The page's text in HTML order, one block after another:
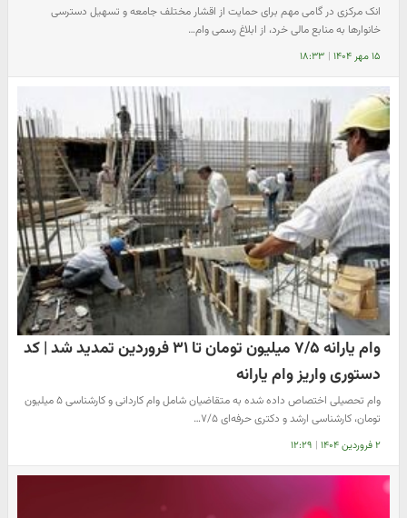
انک مرکزی در گامی مهم برای حمایت از اقشار مختلف جامعه و تسهیل دسترسی
خانوارها به منابع مالی خرد، از ابلاغ رسمی وام…
۱۵ مهر ۱۴۰۴ | ۱۸:۳۳
وام یارانه ۷/۵ میلیون تومان تا ۳۱ فروردین تمدید شد | کد
دستوری واریز وام یارانه
وام تحصیلی اختصاص داده شده به متقاضیان شامل وام کاردانی و کارشناسی ۵ میلیون
تومان، کارشناسی ارشد و دکتری حرفه‌ای ۷/۵…
۲ فروردین ۱۴۰۴ | ۱۲:۲۹